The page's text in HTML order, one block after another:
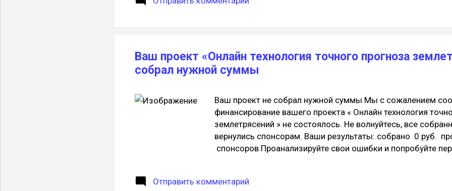
вы не математик и не программист, и не желаете забивать
информацией, достаточно получить самое упрощенное пр...
Ваш проект «Онлайн технология точного прогноза
собрал нужной суммы
Ваш проект не собрал нужной суммы Мы с сожалением
финансирование вашего проекта « Онлайн технология
землетрясений » не состоялось. Не волнуйтесь, все
вернулись спонсорам. Ваши результаты: собрано 0 руб.
спонсоров Проанализируйте свои ошибки и попробуйте
Boomstarter
Отправить комментарий